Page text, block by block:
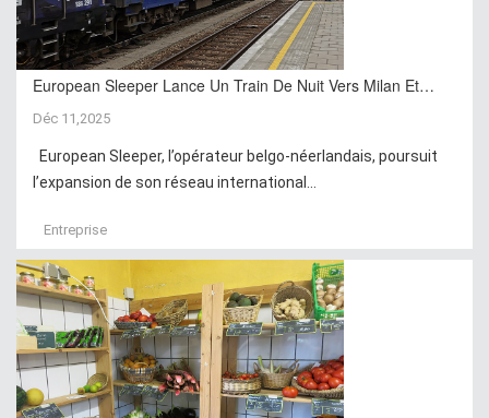
European Sleeper Lance Un Train De Nuit Vers Milan Et…
Déc 11,2025
European Sleeper, l’opérateur belgo-néerlandais, poursuit
l’expansion de son réseau international...
Entreprise